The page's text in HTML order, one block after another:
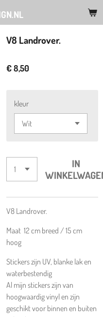
V8 Landrover.
€ 8,50
kleur
IN
V8 Landrover.
Maat 12 cm breed / 15 cm
hoog
Stickers zijn UV, blanke lak en
waterbestendig
Al mijn stickers zijn van
hoogwaardig vinyl en zijn
geschikt voor binnen en buiten